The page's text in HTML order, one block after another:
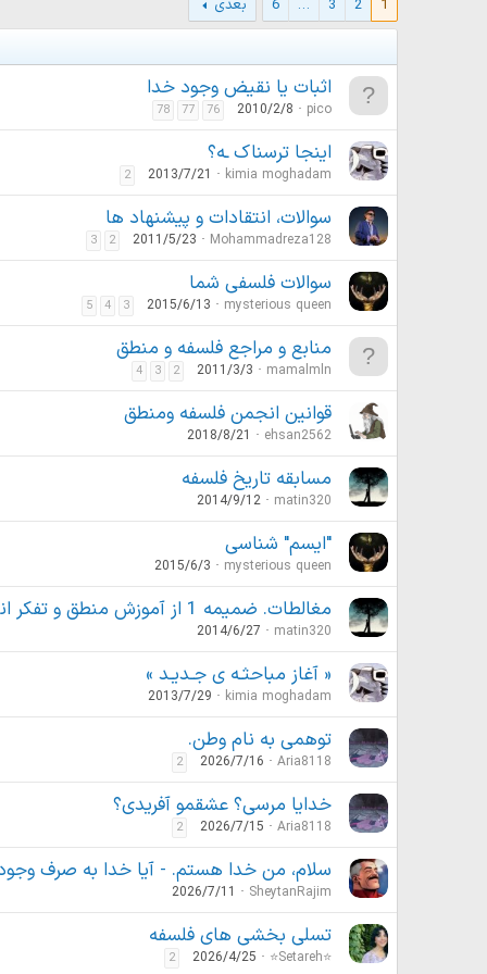
1
2
3
…
6
بعدی
اثبات یا نقیض وجود خدا
pico
2010/2/8
76
77
78
اینجا ترسناک ـه؟
kimia moghadam
2013/7/21
2
سوالات، انتقادات و پیشنهاد ها
Mohammadreza128
2011/5/23
2
3
سوالات فلسفی شما
mysterious queen
2015/6/13
3
4
5
منابع و مراجع فلسفه و منطق
mamalmln
2011/3/3
2
3
4
قوانین انجمن فلسفه ومنطق
ehsan2562
2018/8/21
مسابقه تاریخ فلسفه
matin320
2014/9/12
"ایسم" شناسی
mysterious queen
2015/6/3
مغالطات. ضمیمه 1 از آموزش منطق و تفکر انتقادی
matin320
2014/6/27
« آغاز مباحثـه ی جـدیـد »
kimia moghadam
2013/7/29
توهمی به نام وطن.
Aria8118
2026/7/16
2
خدایا مرسی؟ عشقمو آفریدی؟
Aria8118
2026/7/15
2
سلام، من خدا هستم. - آیا خدا به صرف
SheytanRajim
2026/7/11
تسلی بخشی های فلسفه
⭐️Setareh⭐️
2026/4/25
2